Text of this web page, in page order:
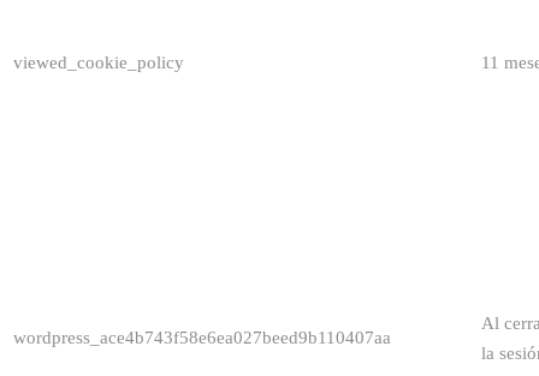
viewed_cookie_policy 11
wordpress_ace4b743f58e6ea027beed9b110407aa
Al
la